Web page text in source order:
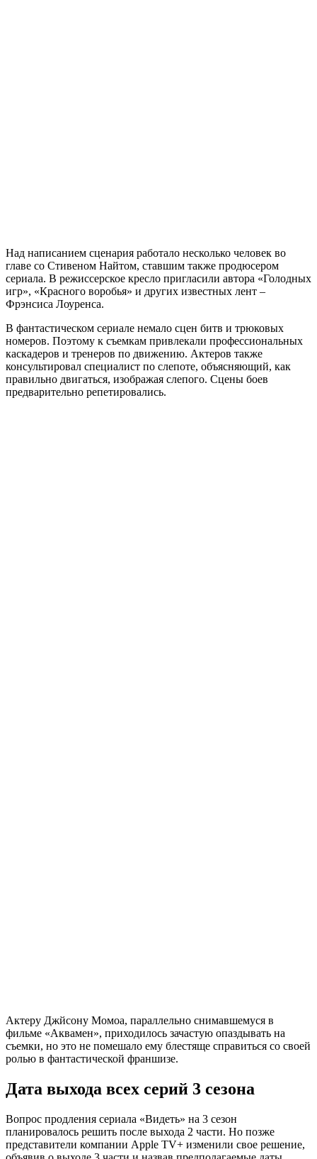
Над написанием сценария работало несколько человек во
главе со Стивеном Найтом, ставшим также продюсером
сериала. В режиссерское кресло пригласили автора «Голодных
игр», «Красного воробья» и других известных лент –
Фрэнсиса Лоуренса.
В фантастическом сериале немало сцен битв и трюковых
номеров. Поэтому к съемкам привлекали профессиональных
каскадеров и тренеров по движению. Актеров также
консультировал специалист по слепоте, объясняющий, как
правильно двигаться, изображая слепого. Сцены боев
предварительно репетировались.
Актеру Джйсону Момоа, параллельно снимавшемуся в
фильме «Аквамен», приходилось зачастую опаздывать на
съемки, но это не помешало ему блестяще справиться со своей
ролью в фантастической франшизе.
Дата выхода всех серий 3 сезона
Вопрос продления сериала «Видеть» на 3 сезон
планировалось решить после выхода 2 части. Но позже
представители компании Apple TV+ изменили свое решение,